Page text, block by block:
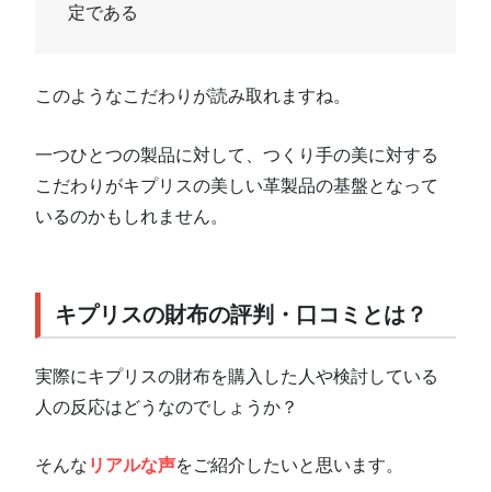
定である
このようなこだわりが読み取れますね。
一つひとつの製品に対して、つくり手の美に対する
こだわりがキプリスの美しい革製品の基盤となって
いるのかもしれません。
キプリスの財布の評判・口コミとは？
実際にキプリスの財布を購入した人や検討している
人の反応はどうなのでしょうか？
そんな リアルな声をご紹介したいと思います。